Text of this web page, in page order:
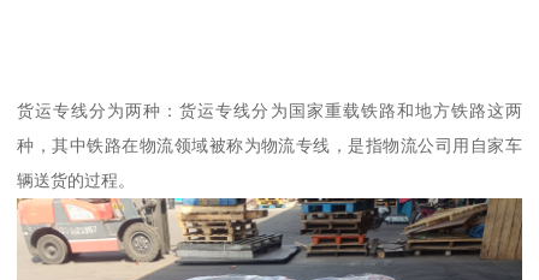
货运专线分为两种：货运专线分为国家重载铁路和地方铁路这两
种，其中铁路在物流领域被称为物流专线，是指物流公司用自家车
辆送货的过程。